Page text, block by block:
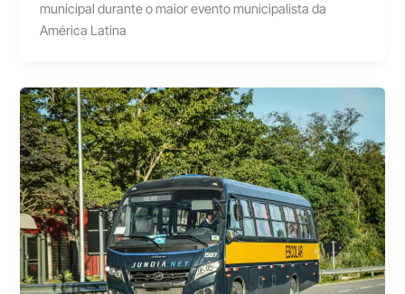
municipal durante o maior evento municipalista da
América Latina